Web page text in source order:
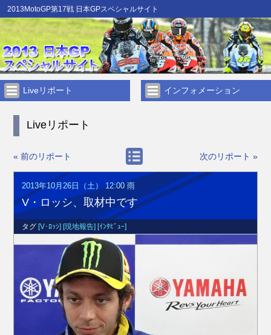
2013MotoGP第17戦 日本GPスペシャルサイト
Liveリポート インフォメーション
Liveリポート
« 前のリポート 次のリポート »
2013年10月26日（土） 12:00雨
V・ロッシ、取材中です
タグ [V･ﾛｯｼ] [現地報告] [ｲﾝﾀﾋﾞｭｰ]